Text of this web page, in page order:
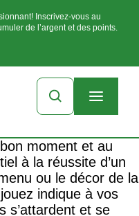
Inscrivez-vous au
de l’argent et des points.
moment et au
à la réussite d’un
ou le décor de la
indique à vos
s’attardent et se